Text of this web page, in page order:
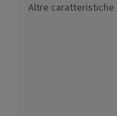
Altre caratteristiche